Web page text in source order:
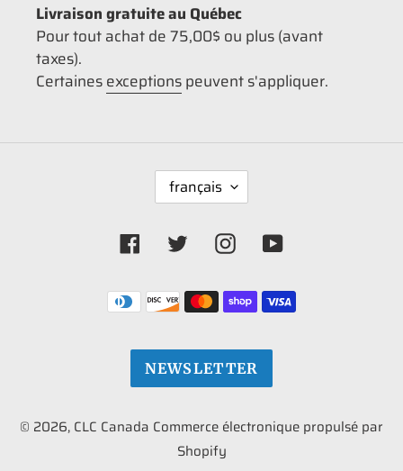
Livraison gratuite au Québec
Pour tout achat de 75,00$ ou plus (avant
taxes).
Certainesexceptionspeuvent s'appliquer.
A
français
FacebookTwitterInstagramYouTube
Moyens
de
NEWSLETTER
© 2026, CLC Canada Commerce électronique propulsé par
Shopify